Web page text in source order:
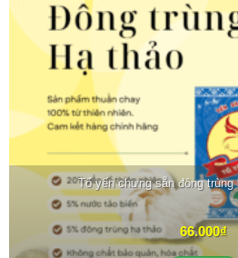
Tổ yến chưng sẵn đông trùng
66.000₫